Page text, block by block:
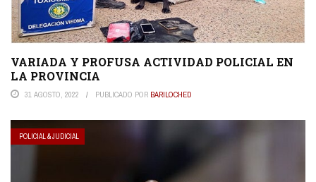
VARIADA Y PROFUSA ACTIVIDAD POLICIAL EN
LA PROVINCIA
31 AGOSTO, 2022 PUBLICADO POR BARILOCHED
POLICIAL & JUDICIAL